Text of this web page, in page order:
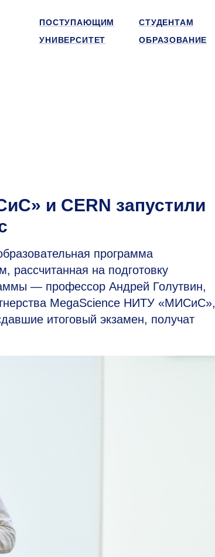
ПОСТУПАЮЩИМ СТУДЕНТАМ
УНИВЕРСИТЕТ
ОБРАЗОВАНИЕ
и CERN запустили
программа
рассчитанная на подготовку
— профессор Андрей Голутвин,
MegaScience НИТУ «МИСиС»,
итоговый экзамен, получат